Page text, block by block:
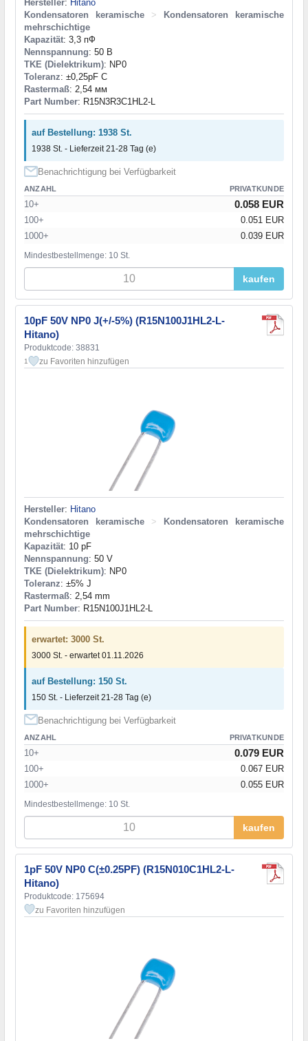
Hersteller: Hitano
Kondensatoren keramische
>
Kondensatoren keramische
mehrschichtige
Kapazität: 3,3 пФ
Nennspannung: 50 В
TKE (Dielektrikum): NP0
Toleranz: ±0,25pF C
Rastermaß: 2,54 мм
Part Number: R15N3R3C1HL2-L
auf Bestellung: 1938 St.
1938 St. - Lieferzeit 21-28 Tag (e)
Benachrichtigung bei Verfügbarkeit
ANZAHL PRIVATKUNDE
10+ 0.058 EUR
100+
0.051 EUR
1000+
0.039 EUR
Mindestbestellmenge: 10 St.
kaufen
10pF 50V NP0 J(+/-5%) (R15N100J1HL2-L-
Hitano)
Produktcode: 38831
1 zu Favoriten hinzufügen
Hersteller: Hitano
Kondensatoren keramische
>
Kondensatoren keramische
mehrschichtige
Kapazität: 10 pF
Nennspannung: 50 V
TKE (Dielektrikum): NP0
Toleranz: ±5% J
Rastermaß: 2,54 mm
Part Number: R15N100J1HL2-L
erwartet: 3000 St.
3000 St. - erwartet 01.11.2026
auf Bestellung: 150 St.
150 St. - Lieferzeit 21-28 Tag (e)
Benachrichtigung bei Verfügbarkeit
ANZAHL PRIVATKUNDE
10+ 0.079 EUR
100+
0.067 EUR
1000+
0.055 EUR
Mindestbestellmenge: 10 St.
kaufen
1pF 50V NP0 C(±0.25PF) (R15N010C1HL2-L-
Hitano)
Produktcode: 175694
zu Favoriten hinzufügen